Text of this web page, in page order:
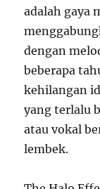
adalah gaya
dengan
beberapa
kehilangan
yang terlalu
atau vokal
lembek.